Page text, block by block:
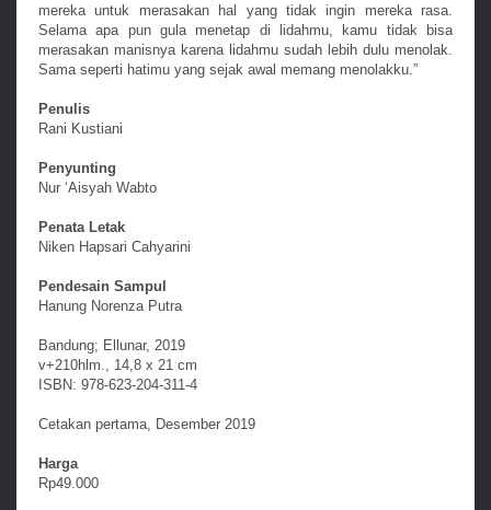
mereka untuk merasakan hal yang tidak ingin mereka rasa.
Selama apa pun gula menetap di lidahmu, kamu tidak bisa
merasakan manisnya karena lidahmu sudah lebih dulu menolak.
Sama seperti hatimu yang sejak awal memang menolakku.”
Penulis
Rani Kustiani
Penyunting
Nur ‘Aisyah Wabto
Penata Letak
Niken Hapsari Cahyarini
Pendesain Sampul
Hanung Norenza Putra
Bandung; Ellunar, 2019
v+210hlm., 14,8 x 21 cm
ISBN: 978-623-204-311-4
Cetakan pertama, Desember 2019
Harga
Rp49.000